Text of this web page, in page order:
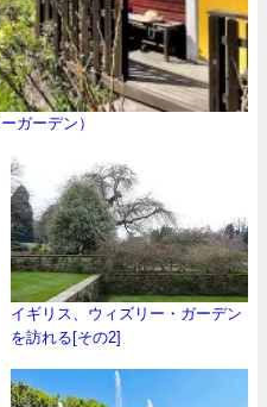
ガーデン）
イギリス、ウィズリー・ガーデン
を訪れる[その2]